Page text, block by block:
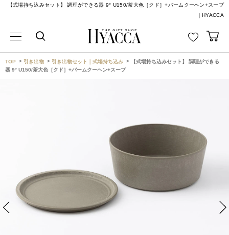
【式場持ち込みセット】 調理ができる器 9° U150/茶大色［クド］+バームクーヘン+スープ
｜HYACCA
TOP 引き出物 引き出物セット｜式場持ち込み
【式場持ち込みセット】 調理ができる
器 9° U150/茶大色［クド］+バームクーヘン+スープ